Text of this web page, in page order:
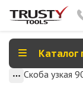
Каталог
Скоба узкая